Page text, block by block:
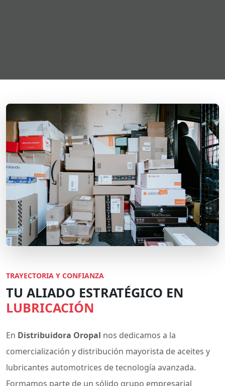
TRAYECTORIA Y CONFIANZA
TU ALIADO ESTRATÉGICO EN
LUBRICACIÓN
En Distribuidora Oropal nos dedicamos a la
comercialización y distribución mayorista de aceites y
lubricantes automotrices de tecnología avanzada.
Formamos parte de un sólido grupo empresarial